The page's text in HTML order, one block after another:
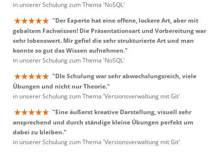
in unserer Schulung zum Thema 'NoSQL'
"Der Experte hat eine offene, lockere Art, aber mit
gebaltem Fachwissen! Die Präsentationsart und Vorbereitung war
sehr lobenswert. Mir gefiel die sehr strukturierte Art und man
konnte so gut das Wissen aufnehmen."
in unserer Schulung zum Thema 'NoSQL'
"DIe Schulung war sehr abwechslungsreich, viele
Übungen und nicht nur Theorie."
in unserer Schulung zum Thema 'Versionsverwaltung mit Git'
"Eine äußerst kreative Darstellung, visuell sehr
ansprechend und durch ständige kleine Übungen perfekt um
dabei zu bleiben."
in unserer Schulung zum Thema 'Versionsverwaltung mit Git'